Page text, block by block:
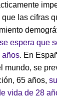
las cifras
se espera que
años. En
mundo, se
65 años,
vida de 28